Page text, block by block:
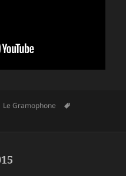
Catégories
Le Gramophone